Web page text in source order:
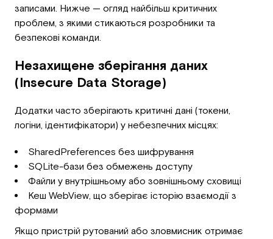
записами. Нижче — огляд найбільш критичних
проблем, з якими стикаються розробники та
безпекові команди.
Незахищене зберігання даних
(Insecure Data Storage)
Додатки часто зберігають критичні дані (токени,
логіни, ідентифікатори) у небезпечних місцях:
SharedPreferences без шифрування
SQLite-бази без обмежень доступу
Файли у внутрішньому або зовнішньому сховищі
Кеш WebView, що зберігає історію взаємодії з
формами
Якщо пристрій рутований або зловмисник отримає